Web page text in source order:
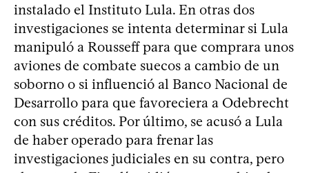
instalado el Instituto Lula. En otras dos
investigaciones se intenta determinar si Lula
manipuló a Rousseff para que comprara unos
aviones de combate suecos a cambio de un
soborno o si influenció al Banco Nacional de
Desarrollo para que favoreciera a Odebrecht
con sus créditos. Por último, se acusó a Lula
de haber operado para frenar las
investigaciones judiciales en su contra, pero